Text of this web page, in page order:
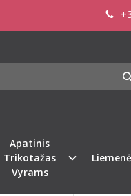
Apatinis
Trikotažas
Vyrams